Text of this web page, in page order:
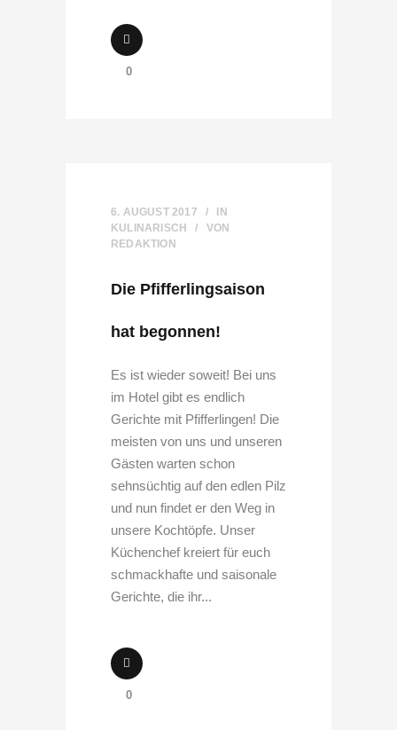
0
6. AUGUST 2017
IN
KULINARISCH
VON
REDAKTION
Die Pfifferlingsaison
hat begonnen!
Es ist wieder soweit! Bei uns
im Hotel gibt es endlich
Gerichte mit Pfifferlingen! Die
meisten von uns und unseren
Gästen warten schon
sehnsüchtig auf den edlen Pilz
und nun findet er den Weg in
unsere Kochtöpfe. Unser
Küchenchef kreiert für euch
schmackhafte und saisonale
Gerichte, die ihr...
0